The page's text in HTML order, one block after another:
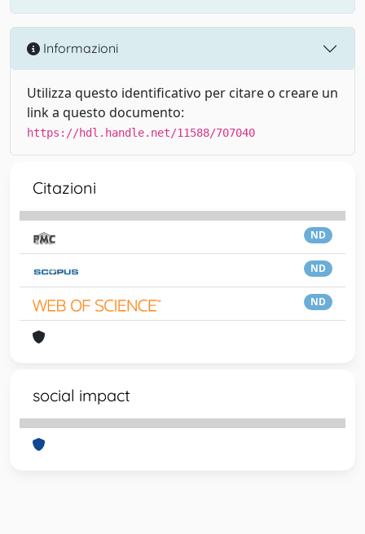
Informazioni
Utilizza questo identificativo per citare o creare un
link a questo documento:
https://hdl.handle.net/11588/707040
Citazioni
ND
ND
ND
social impact